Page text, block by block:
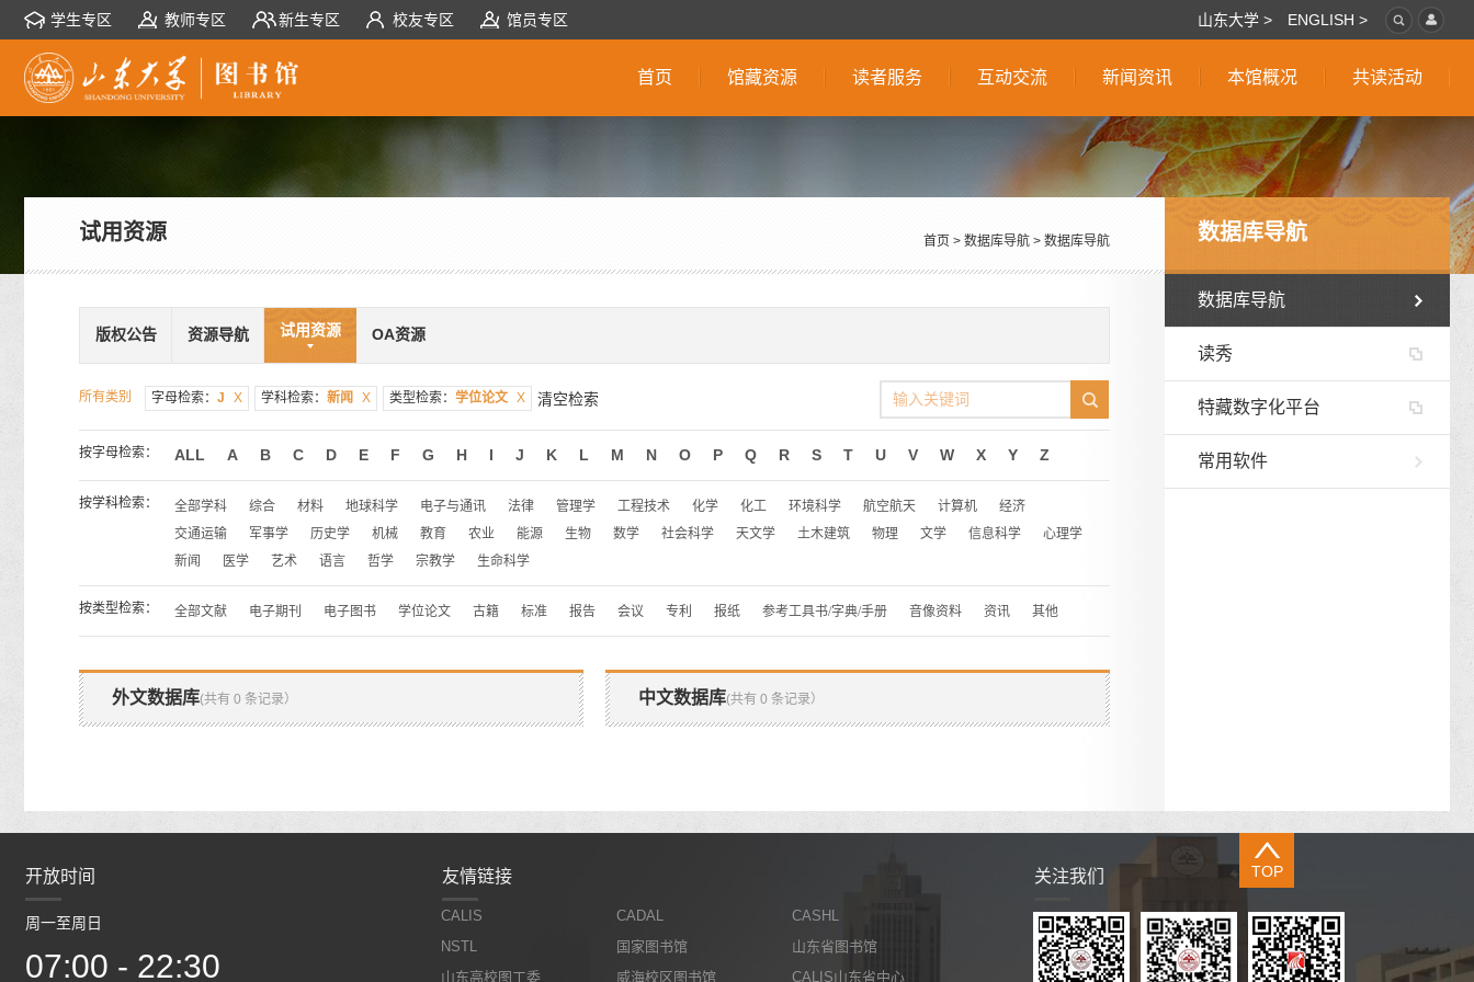
学生专区 教师专区 新生专区 校友专区 馆员专区 山东大学 > ENGLISH >
首页 馆藏资源 读者服务 互动交流 新闻资讯 本馆概况 共读活动
数据库导航
数据库导航
读秀
特藏数字化平台
常用软件
试用资源 首页 > 数据库导航 > 数据库导航
版权公告 资源导航 试用资源 OA资源
所有类别 字母检索： J X 学科检索： 新闻 X 类型检索： 学位论文 X 清空检索
按字母检索： ALL A B C D E F G H I J K L M N O P Q R S T U V W X Y Z
按学科检索： 全部学科 综合 材料 地球科学 电子与通讯 法律 管理学 工程技术 化学 化工 环境科学 航空航天 计算机
经济
交通运输
军事学 历史学 机械 教育 农业 能源 生物 数学 社会科学 天文学 土木建筑 物理 文学 信息科学
心理学
新闻
医学 艺术 语言 哲学 宗教学 生命科学
按类型检索： 全部文献 电子期刊 电子图书 学位论文 古籍 标准 报告 会议 专利 报纸 参考工具书/字典/手册 音像资料 资讯 其他
外文数据库(共有 0 条记录） 中文数据库(共有 0 条记录）
TOP
开放时间
周一至周日
07:00 - 22:30 07:00 - 22:30
友情链接
CALIS CADAL
CASHL
NSTL
国家图书馆
山东省图书馆
山东高校图工委
威海校区图书馆 CALIS山东省中心
关注我们